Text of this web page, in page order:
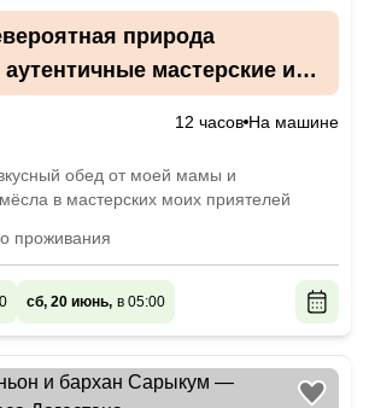
природа
аутентичные мастерские из
12 часов На машине
обед от моей мамы и
в мастерских моих приятелей
проживания
сб, 20 июнь, в 05:00